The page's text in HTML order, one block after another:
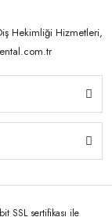
Hekimliği Hizmetleri,
SSL sertifikası ile